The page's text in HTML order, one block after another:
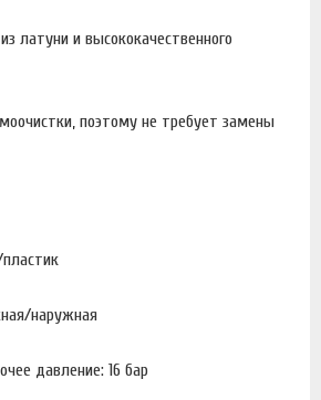
латуни и высококачественного
поэтому не требует замены
наружная
давление: 16 бар